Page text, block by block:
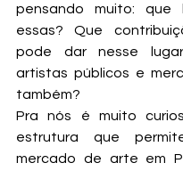
pensando muito: que
essas? Que
pode dar nesse
artistas públicos e
também?
Pra nós é muito
estrutura que
mercado de arte em